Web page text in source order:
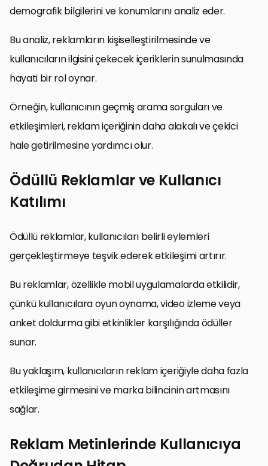
demografik bilgilerini ve konumlarını analiz eder.
Bu analiz, reklamların kişiselleştirilmesinde ve
kullanıcıların ilgisini çekecek içeriklerin sunulmasında
hayati bir rol oynar.
Örneğin, kullanıcının geçmiş arama sorguları ve
etkileşimleri, reklam içeriğinin daha alakalı ve çekici
hale getirilmesine yardımcı olur.
Ödüllü Reklamlar ve Kullanıcı
Katılımı
Ödüllü reklamlar, kullanıcıları belirli eylemleri
gerçekleştirmeye teşvik ederek etkileşimi artırır.
Bu reklamlar, özellikle mobil uygulamalarda etkilidir,
çünkü kullanıcılara oyun oynama, video izleme veya
anket doldurma gibi etkinlikler karşılığında ödüller
sunar.
Bu yaklaşım, kullanıcıların reklam içeriğiyle daha fazla
etkileşime girmesini ve marka bilincinin artmasını
sağlar.
Reklam Metinlerinde Kullanıcıya